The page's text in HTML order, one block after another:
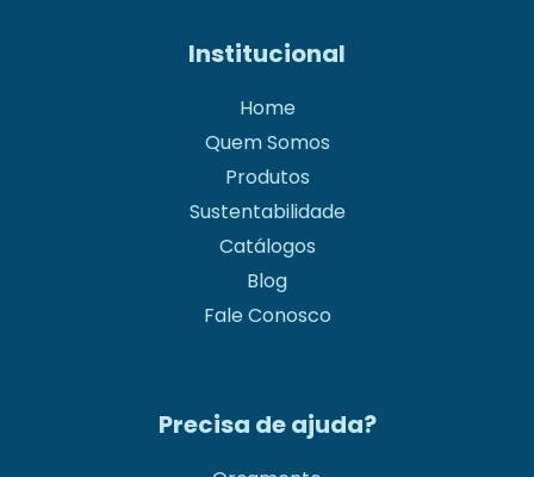
Institucional
Home
Quem Somos
Produtos
Sustentabilidade
Catálogos
Blog
Fale Conosco
Precisa de ajuda?